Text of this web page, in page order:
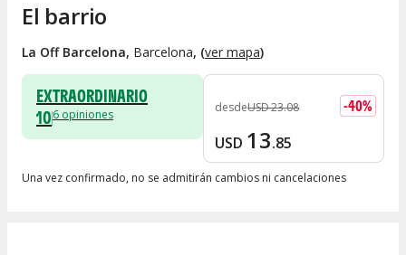
El barrio
La Off Barcelona, Barcelona, (ver mapa)
EXTRAORDINARIO
106 opiniones desdeUSD23.08 -40%
USD 13.85
Una vez confirmado, no se admitirán cambios ni cancelaciones